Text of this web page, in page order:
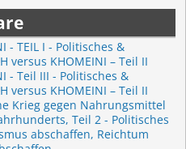
- TEIL I - Politisches &
versus KHOMEINI – Teil II
- Teil III - Politisches &
versus KHOMEINI – Teil II
Krieg gegen Nahrungsmittel
Teil 2 - Politisches
abschaffen, Reichtum